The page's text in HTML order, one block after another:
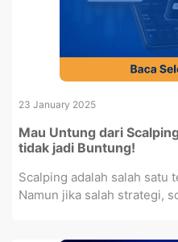
23 January 2025
Mau Untung dari
tidak jadi Buntung!
Scalping adalah salah satu
Namun jika salah strategi,